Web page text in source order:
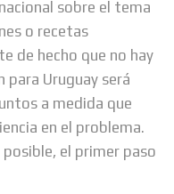
sobre el tema
o recetas
de hecho que no hay
para Uruguay será
a medida que
en el problema.
el primer paso